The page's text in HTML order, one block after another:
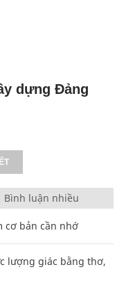
dựng Đảng
Bình luận nhiều
cơ bản cần nhớ
lượng giác bằng thơ,